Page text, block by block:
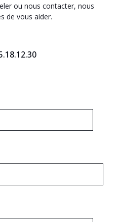
ou nous contacter, nous
de vous aider.